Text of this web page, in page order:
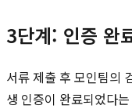
3단계: 인증 완
서류 제출 후 모인팀의
생 인증이 완료되었다